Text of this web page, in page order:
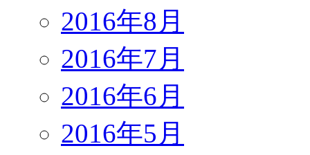
2016年8月
2016年7月
2016年6月
2016年5月